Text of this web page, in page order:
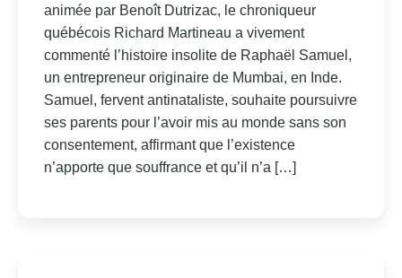
animée par Benoît Dutrizac, le chroniqueur
québécois Richard Martineau a vivement
commenté l’histoire insolite de Raphaël Samuel,
un entrepreneur originaire de Mumbai, en Inde.
Samuel, fervent antinataliste, souhaite poursuivre
ses parents pour l’avoir mis au monde sans son
consentement, affirmant que l’existence
n’apporte que souffrance et qu’il n’a […]